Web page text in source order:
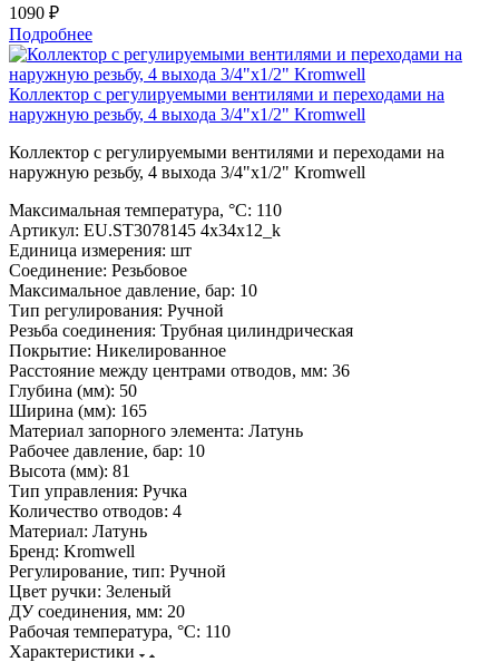
1090 ₽
Подробнее
Коллектор с регулируемыми вентилями и переходами на
наружную резьбу, 4 выхода 3/4"х1/2" Kromwell
Коллектор с регулируемыми вентилями и переходами на
наружную резьбу, 4 выхода 3/4"х1/2" Kromwell
Максимальная температура, °С: 110
Артикул: EU.ST3078145 4x34x12_k
Единица измерения: шт
Соединение: Резьбовое
Максимальное давление, бар: 10
Тип регулирования: Ручной
Резьба соединения: Трубная цилиндрическая
Покрытие: Никелированное
Расстояние между центрами отводов, мм: 36
Глубина (мм): 50
Ширина (мм): 165
Материал запорного элемента: Латунь
Рабочее давление, бар: 10
Высота (мм): 81
Тип управления: Ручка
Количество отводов: 4
Материал: Латунь
Бренд: Kromwell
Регулирование, тип: Ручной
Цвет ручки: Зеленый
ДУ соединения, мм: 20
Рабочая температура, °С: 110
Характеристики